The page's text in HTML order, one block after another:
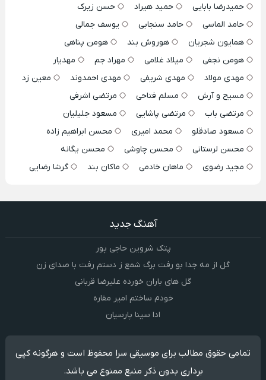
حمیدرضا بابایی
حمید هیراد
حسن زیرک
حامد الماسی
حامد سنجابی
یوسف جمالی
همایون شجریان
هوروش بند
هومن پناهی
هومن نجفی
میلاد غلامی مهراد جم
مهدیار
مهدی مولاد
مهدی شریفی مهدی احمدوند
معین زد
مسیح و آرش
مسلم فتاحی
مرتضی اشرفی
مرتضی باب
مرتضی پاشایی
مسعود جلیلیان
مسعود صادقلو
محمد امیری
محسن ابراهیم زاده
محسن لرستانی
محسن چاوشی
محسن یگانه
مجید رضوی
ماهان خادمی ماکان بند گرشا رضایی
آهنگ جدید
پتک شروین حاجی پور
گل از مه جدا بو رفت برگ شمع ز دستم رفت با صدای زن
گل های باران خورده علیرضا قربانی
خودم ساختم امیر مقاره
ادا سینا پارسیان
تمامی حقوق مطالب برای موسیقی سرا محفوظ است و هرگونه کپی
برداری بدون ذکر منبع ممنوع می باشد.